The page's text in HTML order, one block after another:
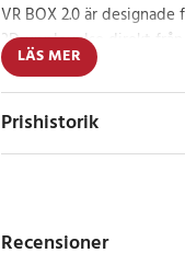
VR BOX 2.0 är
3D-upplevelse direkt
högkvalitativa linserna
spel och titta på videor
att behöva göra några
justerbara ögonavståndet
LÄS MER
Prishistorik
Recensioner